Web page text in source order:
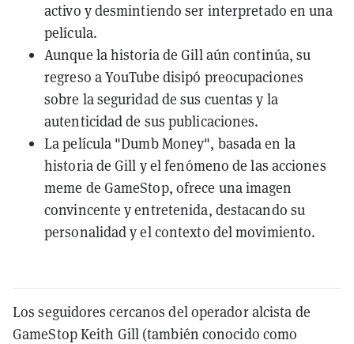
activo y desmintiendo ser interpretado en una
película.
Aunque la historia de Gill aún continúa, su
regreso a YouTube disipó preocupaciones
sobre la seguridad de sus cuentas y la
autenticidad de sus publicaciones.
La película "Dumb Money", basada en la
historia de Gill y el fenómeno de las acciones
meme de GameStop, ofrece una imagen
convincente y entretenida, destacando su
personalidad y el contexto del movimiento.
Los seguidores cercanos del operador alcista de
GameStop Keith Gill (también conocido como